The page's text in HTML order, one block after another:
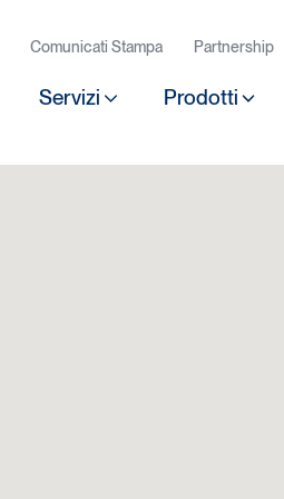
Servizi Prodotti
Comunicati Stampa Partnership